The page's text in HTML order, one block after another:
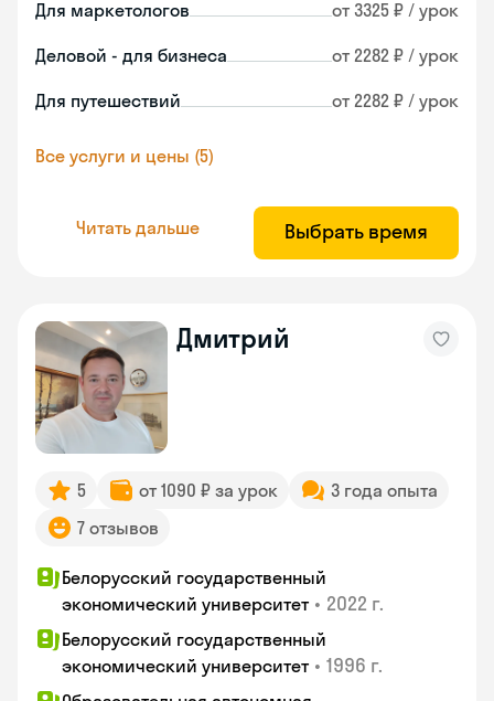
Для маркетологов от 3325 ₽ / урок
Деловой - для бизнеса от 2282 ₽ / урок
Для путешествий от 2282 ₽ / урок
Все услуги и цены (5)
Читать дальше Выбрать время
Дмитрий
5 от 1090 ₽ за урок
3 года опыта
7 отзывов
Белорусский государственный
экономический университет • 2022 г.
Белорусский государственный
экономический университет • 1996 г.